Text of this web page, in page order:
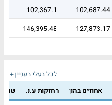
102,687.44
102,367.1
127,873.17
146,395.48
לכל בעלי העניין +
אחוזים בהון החזקות ע.נ.